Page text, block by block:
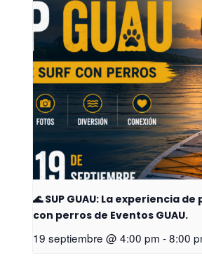
🌊 SUP GUAU: La experiencia
con perros de Eventos GUAU.
19 septiembre @ 4:00 pm -8:00